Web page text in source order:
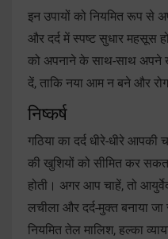
इन उपायों को नियमित रूप से
और दर्द में स्पष्ट सुधार महसूस
को अपनाने के साथ-साथ अपने
दें, ताकि नया आम न बने और रोग
निष्कर्ष
गठिया का दर्द धीरे-धीरे
की खुशियों को सीमित कर
होती। अगर आप चाहें, तो
लचीला और दर्द-मुक्त बनाया
नियमित तेल मालिश, हल्का